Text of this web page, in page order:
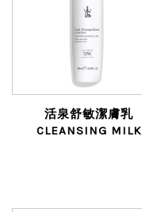
活泉舒敏潔膚乳
CLEANSING MILK